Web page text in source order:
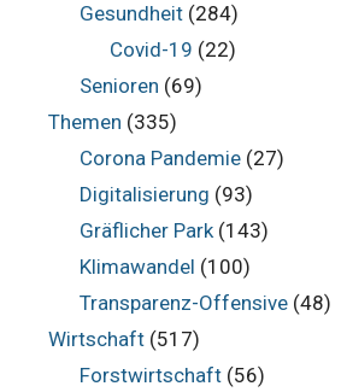
Gesundheit(284)
Covid-19 (22)
Senioren (69)
Themen (335)
Corona Pandemie(27)
Digitalisierung (93)
Gräflicher Park(143)
Klimawandel (100)
Transparenz-Offensive(48)
Wirtschaft (517)
Forstwirtschaft(56)